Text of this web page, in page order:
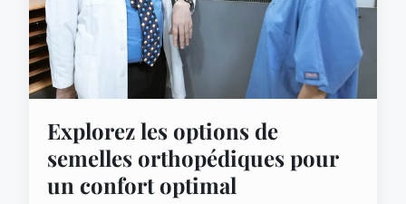
Explorez les options de
semelles orthopédiques pour
un confort optimal